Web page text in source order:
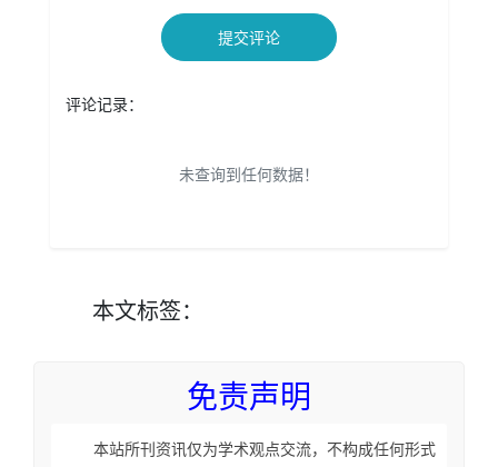
提交评论
评论记录：
未查询到任何数据！
本文标签：
免责声明
本站所刊资讯仅为学术观点交流，不构成任何形式